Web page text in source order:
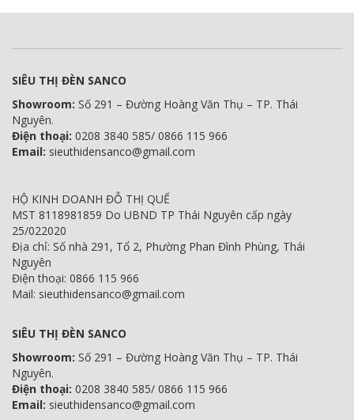
SIÊU THỊ ĐÈN SANCO
Showroom: Số 291 – Đường Hoàng Văn Thụ – TP. Thái
Nguyên.
Điện thoại: 0208 3840 585/ 0866 115 966
Email: sieuthidensanco@gmail.com
HỘ KINH DOANH ĐỖ THỊ QUẾ
MST 8118981859 Do UBND TP Thái Nguyên cấp ngày
25/022020
Địa chỉ: Số nhà 291, Tổ 2, Phường Phan Đình Phùng, Thái
Nguyên
Điện thoại: 0866 115 966
Mail: sieuthidensanco@gmail.com
SIÊU THỊ ĐÈN SANCO
Showroom: Số 291 – Đường Hoàng Văn Thụ – TP. Thái
Nguyên.
Điện thoại: 0208 3840 585/ 0866 115 966
Email: sieuthidensanco@gmail.com